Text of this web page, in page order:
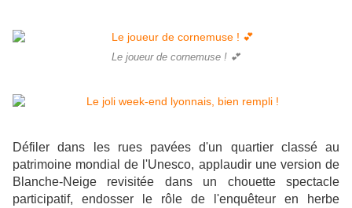
Le joueur de cornemuse ! 💕
Défiler dans les rues pavées d'un quartier classé au
patrimoine mondial de l'Unesco, applaudir une version de
Blanche-Neige revisitée dans un chouette spectacle
participatif, endosser le rôle de l'enquêteur en herbe